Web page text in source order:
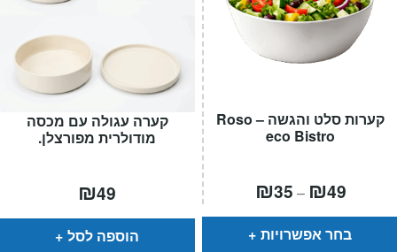
קערה עגולה עם מכסה
מודולרית מפורצלן.
₪49
הוספה לסל
קערות סלט והגשה – Roso
eco Bistro
₪35 – ₪49טווח
מחירים:
⁦₪35⁩
עד
בחר אפשרויות